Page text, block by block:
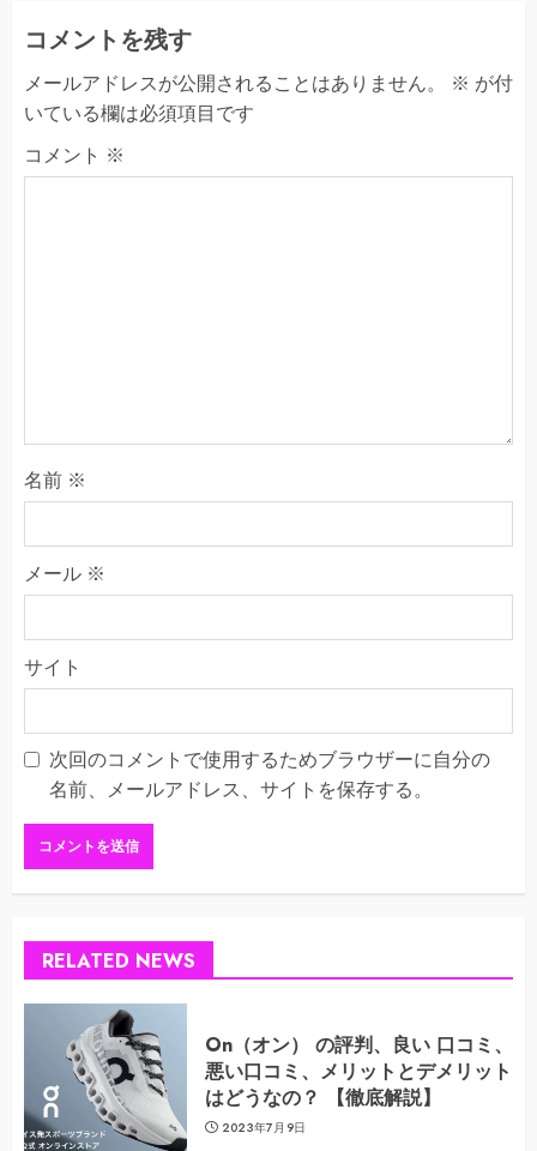
コメントを残す
メールアドレスが公開されることはありません。 ※ が付
いている欄は必須項目です
コメント ※
名前 ※
メール ※
サイト
次回のコメントで使用するためブラウザーに自分の
名前、メールアドレス、サイトを保存する。
RELATED NEWS
On（オン） の評判、良い 口コミ、
悪い口コミ、メリットとデメリット
はどうなの？ 【徹底解説】
2023年7月9日